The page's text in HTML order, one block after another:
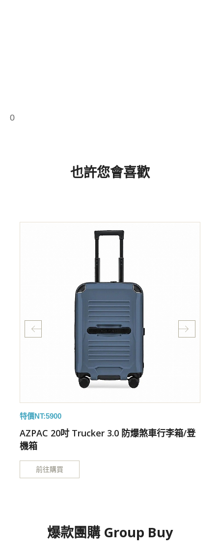
0
也許您會喜歡
特價NT:5900
AZPAC 20吋 Trucker 3.0 防爆煞車行李箱/登
機箱
前往購買
爆款團購 Group Buy